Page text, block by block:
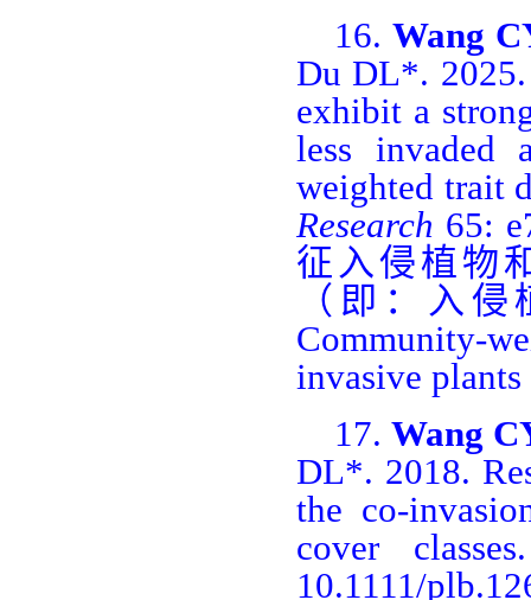
16. Wang
Du DL*.
exhibit a
less invaded
weighted trait
Research 65:
征入侵植物
（即：入
Community-
invasive
17.Wang
DL*. 2018.
the co-
cover
10.1111/